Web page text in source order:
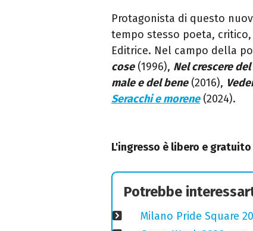
Protagonista di questo
tempo stesso poeta,
Editrice. Nel campo della
cose(1996), Nel crescere
male e del bene(2016),
Seracchi e morene(2024).
L'ingresso è libero e gratuito
Potrebbe
Milano Pride Square